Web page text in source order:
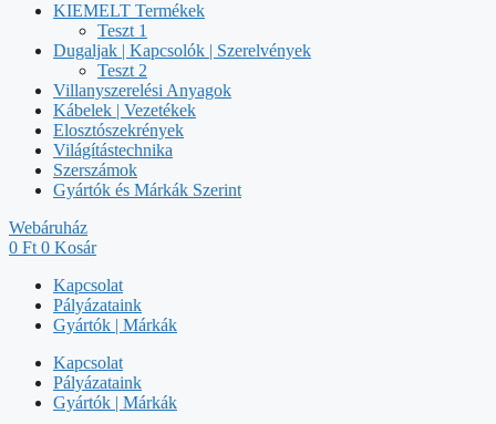
KIEMELT Termékek
Teszt 1
Dugaljak | Kapcsolók | Szerelvények
Teszt 2
Villanyszerelési Anyagok
Kábelek | Vezetékek
Elosztószekrények
Világítástechnika
Szerszámok
Gyártók és Márkák Szerint
Webáruház
0 Ft 0 Kosár
Kapcsolat
Pályázataink
Gyártók | Márkák
Kapcsolat
Pályázataink
Gyártók | Márkák